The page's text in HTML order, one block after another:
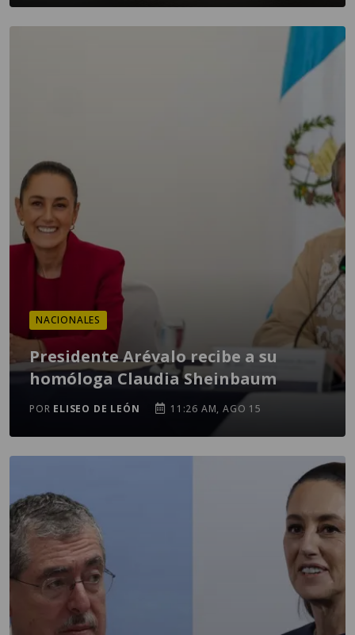
NACIONALES
Presidente Arévalo recibe a su
homóloga Claudia Sheinbaum
POR ELISEO DE LEÓN 11:26 AM, AGO 15